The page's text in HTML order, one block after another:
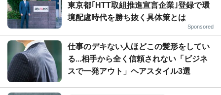
東京都｢HTT取組推進宣言企業｣登録で環
境配慮時代を勝ち抜く具体策とは
Sponsored
仕事のデキない人ほどこの髪形をしてい
る...相手から全く信頼されない「ビジネ
スで一発アウト」ヘアスタイル3選